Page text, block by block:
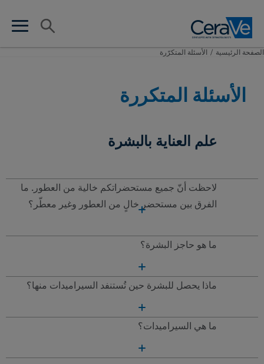
search
menu
البحث
الصفحة الرئيسية​ / الأسئلة المتكرّرة
الأسئلة المتكررة
علم العناية بالبشرة
لاحظت أنّ جميع مستحضراتكم خالية من العطور. ما
الفرق بين مستحضر خالٍ من العطور وغير معطّر؟
ما هو حاجز البشرة؟
ماذا يحصل للبشرة حين تُستنفد السيراميدات منها؟
ما هي السيراميدات؟